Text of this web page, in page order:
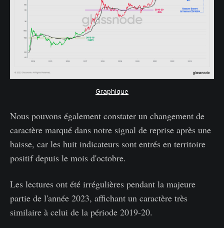
Graphique
Nous pouvons également constater un changement de
caractère marqué dans notre signal de reprise après une
baisse, car les huit indicateurs sont entrés en territoire
positif depuis le mois d'octobre.
Les lectures ont été irrégulières pendant la majeure
partie de l'année 2023, affichant un caractère très
similaire à celui de la période 2019-20.